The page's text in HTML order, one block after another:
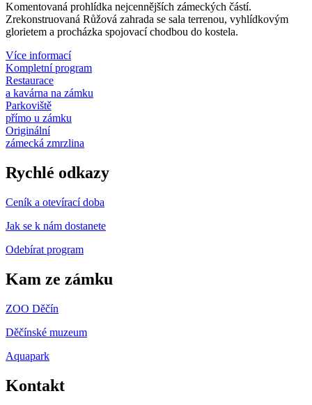
Komentovaná prohlídka nejcennějších zámeckých částí.
Zrekonstruovaná Růžová zahrada se sala terrenou, vyhlídkovým
glorietem a procházka spojovací chodbou do kostela.
Více informací
Kompletní program
Restaurace
a kavárna na zámku
Parkoviště
přímo u zámku
Originální
zámecká zmrzlina
Rychlé odkazy
Ceník a otevírací doba
Jak se k nám dostanete
Odebírat program
Kam ze zámku
ZOO Děčín
Děčínské muzeum
Aquapark
Kontakt